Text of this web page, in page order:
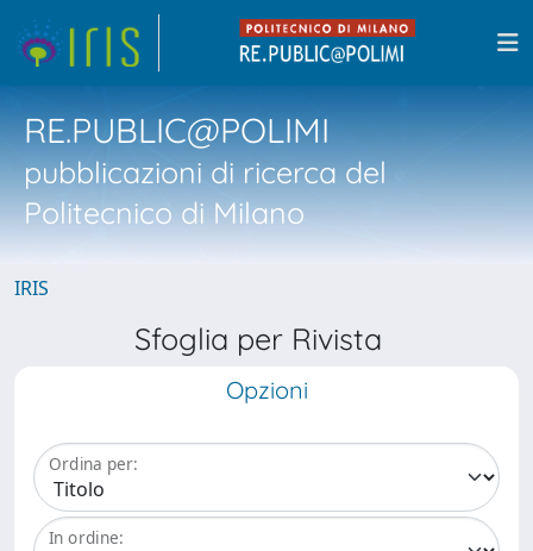
RE.PUBLIC@POLIMI
pubblicazioni di ricerca del
Politecnico di Milano
IRIS
Sfoglia per Rivista
Opzioni
Ordina per:
In ordine: